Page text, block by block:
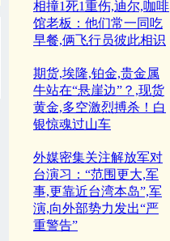
相撞1死1重伤,迪尔,咖啡
馆老板：他们常一同吃
早餐,俩飞行员彼此相识
期货,埃隆,铂金,贵金属
牛站在“悬崖边”？,现货
黄金,多空激烈搏杀！白
银惊魂过山车
外媒密集关注解放军对
台演习：“范围更大,军
事,更靠近台湾本岛”,军
演,向外部势力发出“严
重警告”